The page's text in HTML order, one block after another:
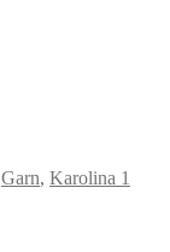
Garn, Karolina 1